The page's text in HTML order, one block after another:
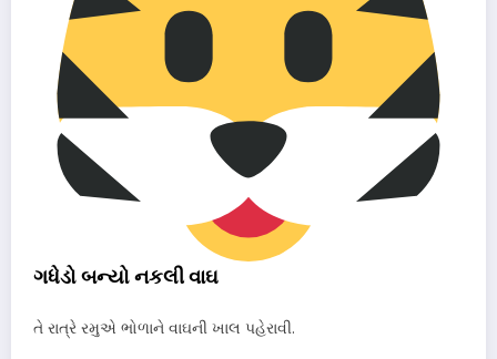
ગધેડો બન્યો નકલી વાઘ
તે રાત્રે રમુએ ભોળાને વાઘની ખાલ પહેરાવી.